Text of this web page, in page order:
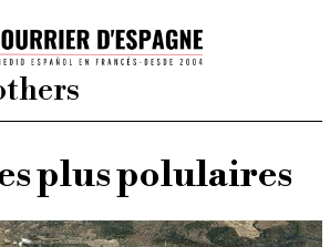
plus polulaires